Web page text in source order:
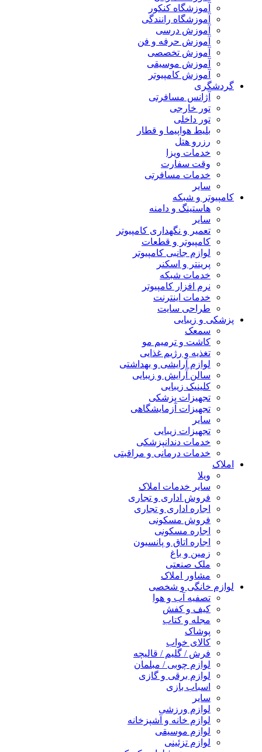
آموزشگاه کنکور
آموزشگاه رانندگی
آموزش درسی
آموزش حرفه و فن
آموزش تخصصی
آموزش موسیقی
آموزش کامپیوتر
گردشگری
آژانس مسافرتی
تور خارجی
تور داخلی
بلیط هواپیما و قطار
رزرو هتل
خدمات ویزا
وقت سفارت
خدمات مسافرتی
سایر
کامپیوتر و شبکه
هاستینگ و دامنه
سایر
تعمیر و نگهداری کامپیوتر
کامپیوتر و قطعات
لوازم جانبی کامپیوتر
پرینتر و اسکنر
خدمات شبکه
نرم افزار کامپیوتر
خدمات اینترنت
طراحی سایت
پزشکی و زیبایی
سمعک
کاشت و ترمیم مو
تغذیه و رژیم غذایی
لوازم آرایشی و بهداشتی
سالن آرایش و زیبایی
کلینیک زیبایی
تجهیزات پزشکی
تجهیزات آزمایشگاهی
سایر
تجهیزات زیبایی
خدمات دندانپزشکی
خدمات درمانی و مراقبتی
املاک
ویلا
سایر خدمات املاک
فروش اداری و تجاری
اجاره اداری و تجاری
فروش مسکونی
اجاره مسکونی
اجاره اتاق و پانسیون
زمین و باغ
ملک صنعتی
مشاور املاک
لوازم خانگی و شخصی
تصفیه آب و هوا
کیف و کفش
مجله و کتاب
پوشاک
کالای خواب
فرش / گلیم / قالیچه
لوازم چوبی / مبلمان
لوازم برقی و گازی
اسباب بازی
سایر
لوازم ورزشی
لوازم خانه و آشپزخانه
لوازم موسیقی
لوازم تزئینی